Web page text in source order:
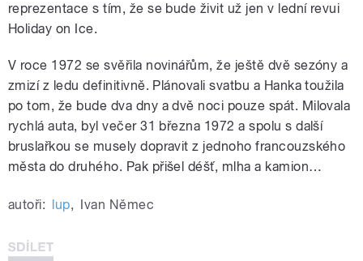
reprezentace s tím, že se bude živit už jen v lední revui
Holiday on Ice.
V roce 1972 se svěřila novinářům, že ještě dvě sezóny a
zmizí z ledu definitivně. Plánovali svatbu a Hanka toužila
po tom, že bude dva dny a dvě noci pouze spát. Milovala
rychlá auta, byl večer 31 března 1972 a spolu s další
bruslařkou se musely dopravit z jednoho francouzského
města do druhého. Pak přišel déšť, mlha a kamion…
autoři: lup, Ivan Němec